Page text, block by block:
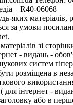
– R40-06068
яких матеріалів,
за умови
зі
- видань -
систем
розміщена в
для інтернет -
або в